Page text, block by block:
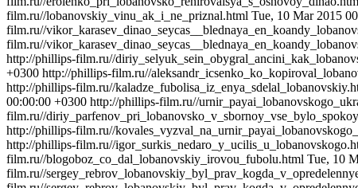
film.ru//lobanovskiy_vinu_ak_i_ne_priznal.html Tue, 10 Mar 2015
film.ru//
film.ru//
http://phillips-film.ru//
+0300 http://phillips-film.ru//
http://phillips-film.ru//
00:00:00 +0300 http://phillips-film.ru//
film.ru//
http://phillips-film.ru//
http://phillips-film.ru//
film.ru//blogoboz_co_dal_lobanovskiy_irovou_fubolu.html Tue, 10
film.ru//